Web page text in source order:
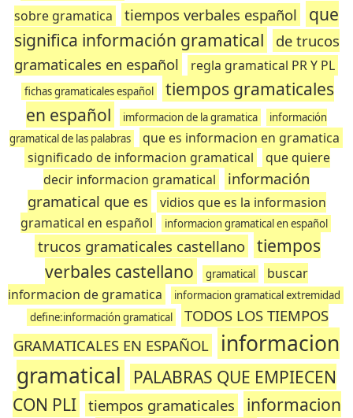
sobre gramatica
tiempos verbales español
que
significa información gramatical
de trucos
gramaticales en español
regla gramatical PR Y PL
fichas gramaticales español
tiempos gramaticales
en español
imformacion de la gramatica
información
gramatical de las palabras
que es informacion en gramatica
significado de informacion gramatical
que quiere
decir informacion gramatical
información
gramatical que es
vidios que es la informasion
gramatical en español
informacion gramatical en español
trucos gramaticales castellano
tiempos
verbales castellano
gramatical
buscar
informacion de gramatica
informacion gramatical extremidad
define:información gramatical
TODOS LOS TIEMPOS
GRAMATICALES EN ESPAÑOL
informacion
gramatical
PALABRAS QUE EMPIECEN
CON PLI
tiempos gramaticales
informacion